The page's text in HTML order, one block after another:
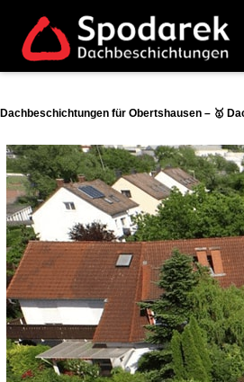
Dachbeschichtungen für Obertshausen – 🥇